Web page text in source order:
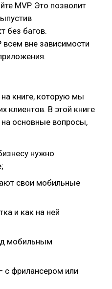
MVP. Это позволит
без багов.
вне зависимости
на книге, которую мы
клиентов. В этой книге
основные вопросы,
нужно
свои мобильные
и как на ней
мобильным
с фрилансером или